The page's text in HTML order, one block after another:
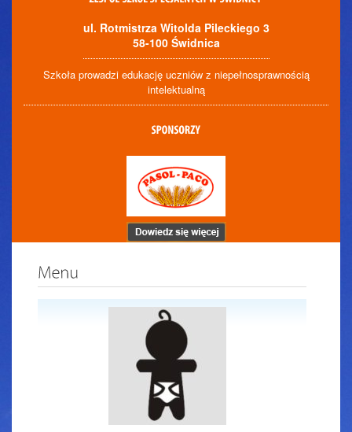
ul. Rotmistrza Witolda Pileckiego 3
58-100 Świdnica
Szkoła prowadzi edukację uczniów z niepełnosprawnością
intelektualną